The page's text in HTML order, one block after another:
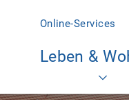
Online-Services
Leben &